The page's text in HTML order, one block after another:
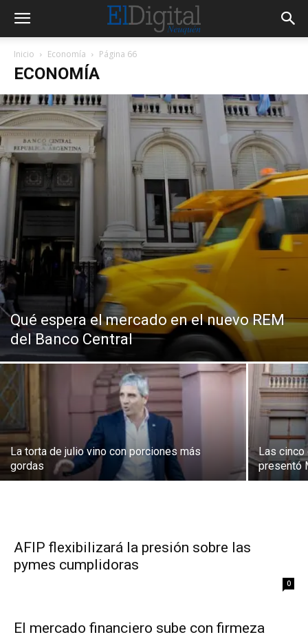
Inicio Economía Página 66
ECONOMÍA
Qué espera el mercado en el nuevo REM
del Banco Central
La torta de julio vino con porciones más
gordas
Las cinco
presentó
AFIP flexibilizará la presión sobre las
pymes cumplidoras
0
El mercado financiero sube con firmeza